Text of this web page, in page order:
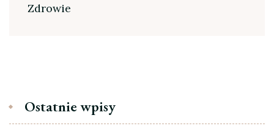
Zdrowie
Ostatnie wpisy